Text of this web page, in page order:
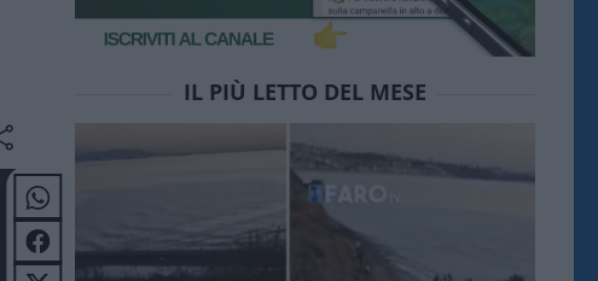
IL PIÙ LETTO DEL MESE